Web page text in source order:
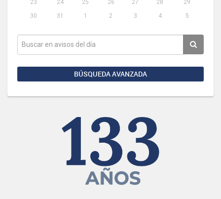
23
24 25 26 27 28
29
30
31 1 2 3 4 5
BÚSQUEDA AVANZADA